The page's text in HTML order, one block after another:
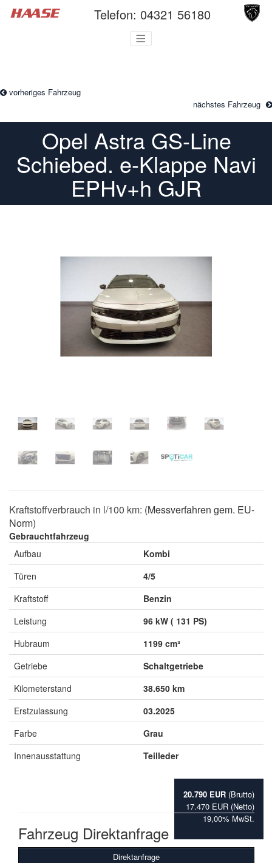
Telefon: 04321 56180
vorheriges Fahrzeug
nächstes Fahrzeug
Opel Astra GS-Line
Schiebed. e-Klappe Navi
EPHv+h GJR
Previous
Kraftstoffverbrauch in l/100 km: (Messverfahren gem. EU-
Norm)
Gebrauchtfahrzeug
Aufbau
Kombi
Türen
4/5
Kraftstoff
Benzin
Leistung
96 kW ( 131 PS)
Hubraum
1199 cm³
Getriebe
Schaltgetriebe
Kilometerstand
38.650 km
Erstzulassung
03.2025
Farbe
Grau
Innenausstattung
Teilleder
20.790 EUR (Brutto)
17.470 EUR (Netto)
19,00% MwSt.
Fahrzeug Direktanfrage
Direktanfrage